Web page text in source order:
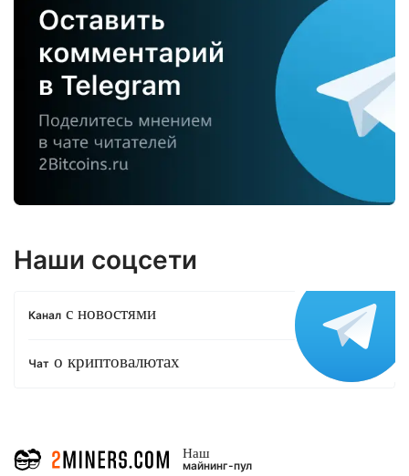
Наши соцсети
Канал с новостями
Чат о криптовалютах
Наш
майнинг-пул